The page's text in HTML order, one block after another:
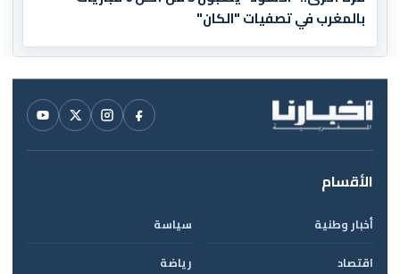
بالمغرب في تصفيات "الكان"
الأقسام
أخبار وطنية
سياسة
اقتصاد
رياضة